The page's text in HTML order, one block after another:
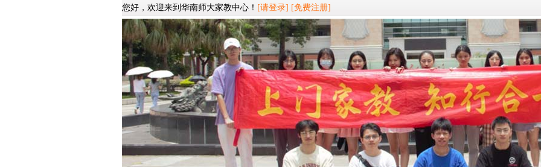
您好，欢迎来到华南师大家教中心！ [请登录] [免费注册]